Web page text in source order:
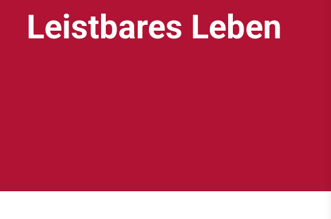
Leistbares Leben